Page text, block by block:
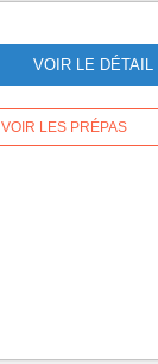
VOIR LE DÉTAIL
VOIR LES PRÉPAS